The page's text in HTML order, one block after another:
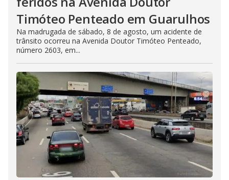
Timóteo Penteado em Guarulhos
Na madrugada de sábado, 8 de agosto, um acidente de
trânsito ocorreu na Avenida Doutor Timóteo Penteado,
número 2603, em...